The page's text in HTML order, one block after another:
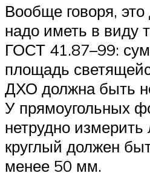
Вообще говоря,
надо иметь в виду
ГОСТ 41.87–99:
площадь
ДХО должна быть
У прямоугольных
нетрудно измерить
круглый должен
менее 50 мм.